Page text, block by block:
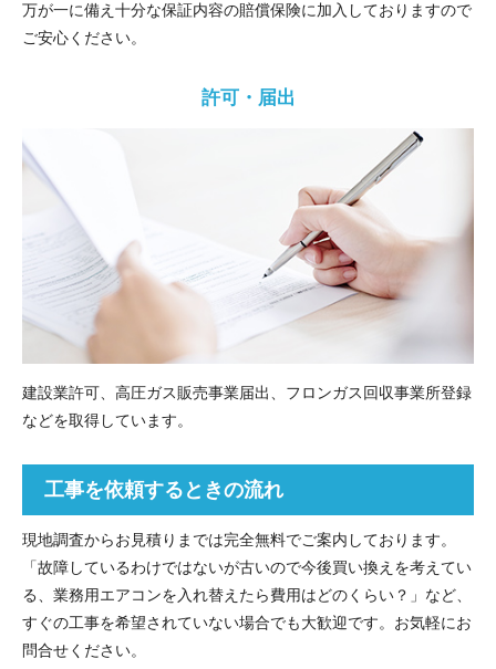
万が一に備え十分な保証内容の賠償保険に加入しておりますので
ご安心ください。
許可・届出
建設業許可、高圧ガス販売事業届出、フロンガス回収事業所登録
などを取得しています。
工事を依頼するときの流れ
現地調査からお見積りまでは完全無料でご案内しております。
「故障しているわけではないが古いので今後買い換えを考えてい
る、業務用エアコンを入れ替えたら費用はどのくらい？」など、
すぐの工事を希望されていない場合でも大歓迎です。お気軽にお
問合せください。